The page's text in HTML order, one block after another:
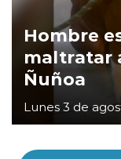
Hombre
maltratar
Ñuñoa
Lunes 3 de